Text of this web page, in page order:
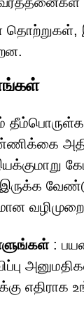
தொற்றுகள்,
:
எதிராக